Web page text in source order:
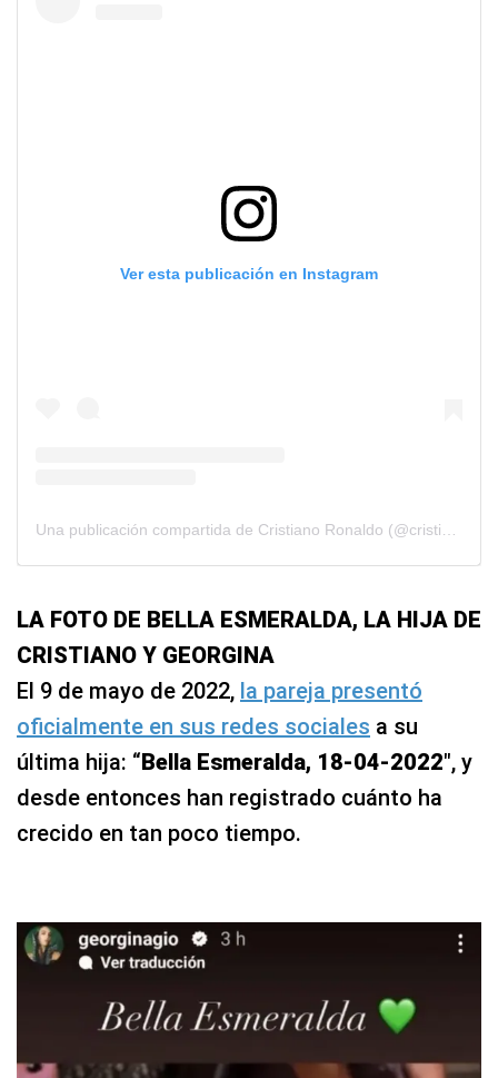
Ver esta publicación en Instagram
LA FOTO DE BELLA ESMERALDA, LA HIJA DE
CRISTIANO Y GEORGINA
El 9 de mayo de 2022, la pareja presentó
oficialmente en sus redes sociales a su
última hija: “Bella Esmeralda, 18-04-2022″, y
desde entonces han registrado cuánto ha
crecido en tan poco tiempo.